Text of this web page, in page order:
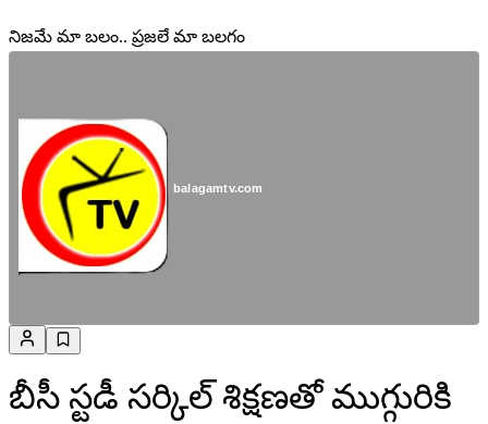
నిజమే మా బలం.. ప్రజలే మా బలగం
balagamtv.com
బీసీ స్టడీ సర్కిల్ శిక్షణతో ముగ్గురికి